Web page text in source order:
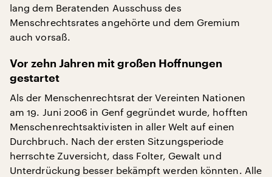
lang dem Beratenden Ausschuss des
Menschrechtsrates angehörte und dem Gremium
auch vorsaß.
Vor zehn Jahren mit großen Hoffnungen
gestartet
Als der Menschenrechtsrat der Vereinten Nationen
am 19. Juni 2006 in Genf gegründet wurde, hofften
Menschenrechtsaktivisten in aller Welt auf einen
Durchbruch. Nach der ersten Sitzungsperiode
herrschte Zuversicht, dass Folter, Gewalt und
Unterdrückung besser bekämpft werden könnten. Alle